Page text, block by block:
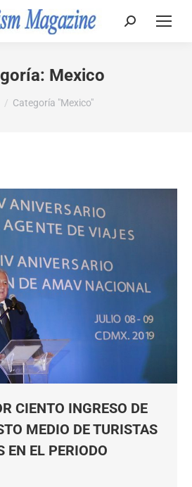
Buscar:
Mexico
aquí:Categoría "Mexico"
CIENTO INGRESO DE
MEDIO DE TURISTAS
EN EL PERIODO